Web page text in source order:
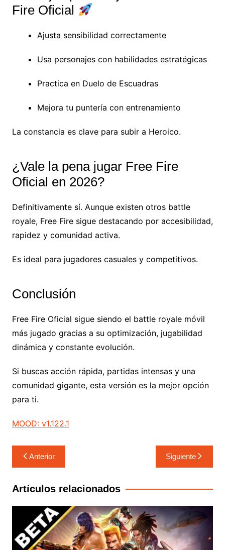
Fire Oficial
Ajusta sensibilidad correctamente
Usa personajes con habilidades estratégicas
Practica en Duelo de Escuadras
Mejora tu puntería con entrenamiento
La constancia es clave para subir a Heroico.
¿Vale la pena jugar Free Fire
Oficial en 2026?
Definitivamente sí. Aunque existen otros battle
royale, Free Fire sigue destacando por accesibilidad,
rapidez y comunidad activa.
Es ideal para jugadores casuales y competitivos.
Conclusión
Free Fire Oficial sigue siendo el battle royale móvil
más jugado gracias a su optimización, jugabilidad
dinámica y constante evolución.
Si buscas acción rápida, partidas intensas y una
comunidad gigante, esta versión es la mejor opción
para ti.
MOOD: v1.122.1
Anterior Siguiente
Artículos relacionados